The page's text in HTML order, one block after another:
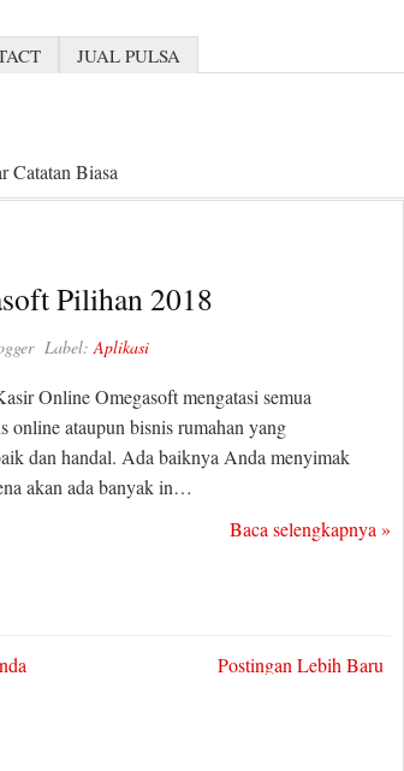
JUAL PULSA
Catatan Biasa
Pilihan 2018
Label:Aplikasi
Online Omegasoft mengatasi semua
online ataupun bisnis rumahan yang
dan handal. Ada baiknya Anda menyimak
akan ada banyak in…
Baca selengkapnya »
Postingan Lebih Baru